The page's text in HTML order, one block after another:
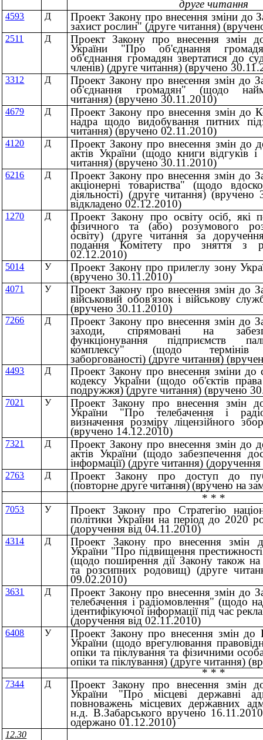
друге читання
4593 Д Проект Закону про внесення зміни до
захист рослин" (друге читання)
2511 Д Проект Закону про внесення змін
України "Про об'єднання
об'єднання громадян звертатися до
членів) (друге читання) (вручено
3312 Д Проект Закону про внесення змін до
об'єднання громадян" (щодо
читання) (вручено 30.11.2010)
4679 Д Проект Закону про внесення змін до
надра щодо видобування питних
читання) (вручено 02.11.2010)
4120 Д Проект Закону про внесення змін до
актів України (щодо книги відгуків
читання) (вручено 30.11.2010)
6216 Д Проект Закону про внесення змін до
акціонерні товариства" (щодо
діяльності) (друге читання) (вручено
відкладено 02.12.2010)
1270 Д Проект Закону про освіту осіб, які
фізичного та (або) розумового
освіту) (друге читання за
подання Комітету про зняття з
02.12.2010)
5014 У Проект Закону про прилеглу зону
(вручено 30.11.2010)
4071 У Проект Закону про внесення змін до
військовий обов'язок і військову
(вручено 30.11.2010)
7266 Д Проект Закону про внесення змін до
заходи, спрямовані на
функціонування підприємств
комплексу" (щодо термінів
заборгованості) (друге читання)
4493 Д Проект Закону про внесення зміни до
кодексу України (щодо об'єктів права
подружжя) (друге читання) (вручено
7021 У Проект Закону про внесення змін
України "Про телебачення і
визначення розміру ліцензійного
(вручено 14.12.2010)
7321 Д Проект Закону про внесення змін до
актів України (щодо забезпечення
інформації) (друге читання)
2763 Д Проект Закону про доступ до
(повторне друге читання) (вручено на
* * *
7053 У Проект Закону про Стратегію
політики України на період до 2020
(доручення від 04.11.2010)
4314 Д Проект Закону про внесення змін
України "Про підвищення
(щодо поширення дії Закону також на
та розсипних родовищ) (друге
09.02.2010)
3631 Д Проект Закону про внесення змін до
телебачення і радіомовлення" (щодо
ідентифікуючої інформації під час
(доручення від 02.11.2010)
6408 У Проект Закону про внесення змін до
України (щодо врегулювання
опіки та піклування та фізичними
опіки та піклування) (друге читання)
* * *
7344 Д Проект Закону про внесення змін
України "Про місцеві державні
повноважень місцевих державних
н.д. В.Забарського вручено
одержано 01.12.2010)
12.30